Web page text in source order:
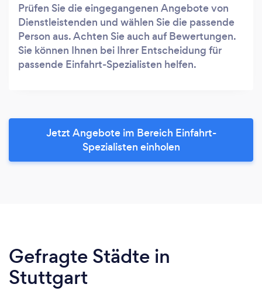
Prüfen Sie die eingegangenen Angebote von
Dienstleistenden und wählen Sie die passende
Person aus. Achten Sie auch auf Bewertungen.
Sie können Ihnen bei Ihrer Entscheidung für
passende Einfahrt-Spezialisten helfen.
Jetzt Angebote im Bereich Einfahrt-
Spezialisten einholen
Gefragte Städte in
Stuttgart